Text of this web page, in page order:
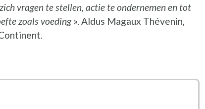
vragen te stellen, actie te ondernemen en tot
zoals voeding ». Aldus Magaux Thévenin,